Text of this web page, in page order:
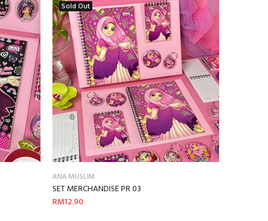
Sold Out
ANA MUSLIM
SET MERCHANDISE PR 03
RM12.90